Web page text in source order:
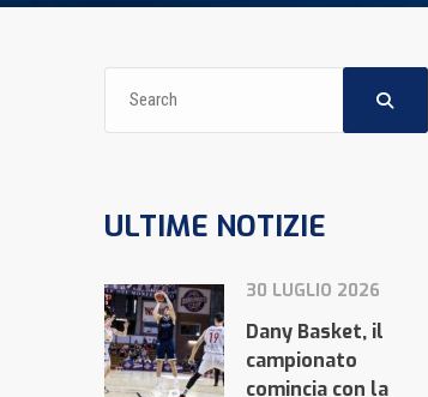
ULTIME NOTIZIE
30 LUGLIO 2026
Dany Basket, il
campionato
comincia con la